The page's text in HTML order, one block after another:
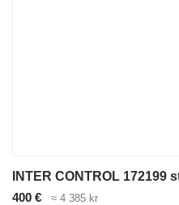
400 € ≈ 4 385 kr